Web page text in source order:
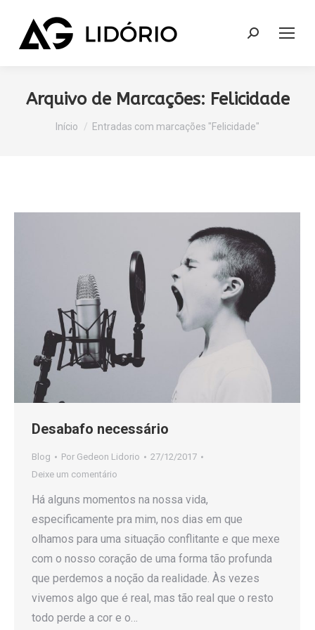
Search:
Arquivo de Marcações: Felicidade
Você está aqui:
Início Entradas com marcações "Felicidade"
Desabafo necessário
Blog Por Gedeon Lidorio
27/12/2017
Deixe um comentário
Há alguns momentos na nossa vida,
especificamente pra mim, nos dias em que
olhamos para uma situação conflitante e que mexe
com o nosso coração de uma forma tão profunda
que perdemos a noção da realidade. Às vezes
vivemos algo que é real, mas tão real que o resto
todo perde a cor e o…